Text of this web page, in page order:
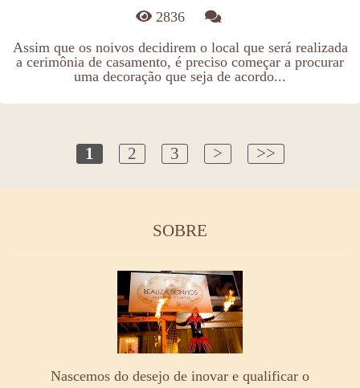
2836
Assim que os noivos decidirem o local que será realizada
a cerimônia de casamento, é preciso começar a procurar
uma decoração que seja de acordo...
1 2 3 > >>
SOBRE
Nascemos do desejo de inovar e qualificar o